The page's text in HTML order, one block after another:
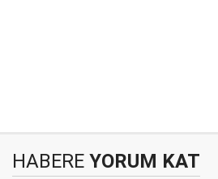
HABERE YORUM KAT